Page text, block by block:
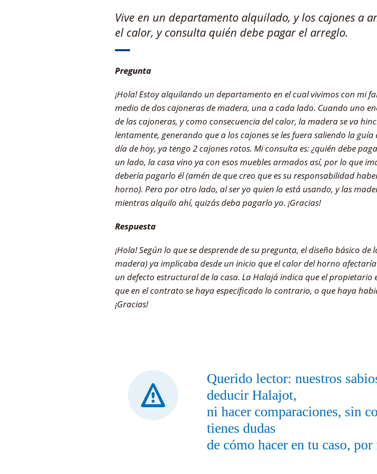
Vive en un departamento alquilado, y los cajones a
el calor, y consulta quién debe pagar el arreglo.
Pregunta
¡Hola! Estoy alquilando un departamento en el cual vivimos con mi
medio de dos cajoneras de madera, una a cada lado. Cuando uno
de las cajoneras, y como consecuencia del calor, la madera se va
lentamente, generando que a los cajones se les fuera saliendo la
día de hoy, ya tengo 2 cajones rotos. Mi consulta es: ¿quién debe
un lado, la casa vino ya con esos muebles armados así, por lo que
debería pagarlo él (amén de que creo que es su responsabilidad
horno). Pero por otro lado, al ser yo quien lo está usando, y las
mientras alquilo ahí, quizás deba pagarlo yo. ¡Gracias!
Respuesta
¡Hola! Según lo que se desprende de su pregunta, el diseño básico
madera) ya implicaba desde un inicio que el calor del horno
un defecto estructural de la casa. La Halajá indica que el propietario
que en el contrato se haya especificado lo contrario, o que haya
¡Gracias!
Querido lector: nuestros
deducir Halajot,
ni hacer comparaciones, sin
tienes dudas
de cómo hacer en tu caso,